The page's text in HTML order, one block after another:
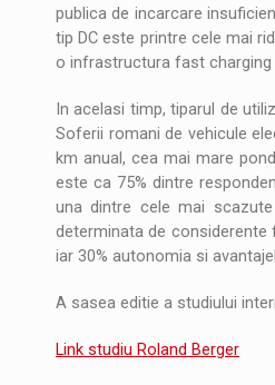
publica de incarcare
tip DC este printre cele mai
o infrastructura fast charging
In acelasi timp, tiparul de
Soferii romani de vehicule
km anual, cea mai mare
este ca 75% dintre
una dintre cele mai
determinata de considerente
iar 30% autonomia si
A sasea editie a studiului
Link studiu Roland Berger